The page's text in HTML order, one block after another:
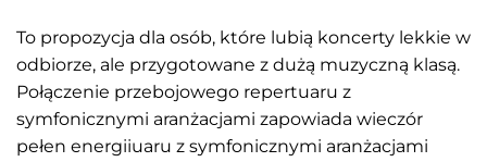
To propozycja dla osób, które lubią koncerty lekkie w
odbiorze, ale przygotowane z dużą muzyczną klasą.
Połączenie przebojowego repertuaru z
symfonicznymi aranżacjami zapowiada wieczór
pełen energiiuaru z symfonicznymi aranżacjami